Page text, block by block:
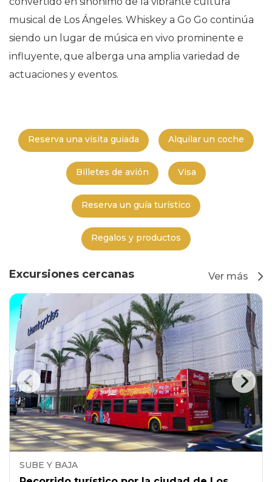
musical de Los Ángeles. Whiskey a Go Go continúa
siendo un lugar de música en vivo prominente e
influyente, que alberga una amplia variedad de
actuaciones y eventos.
Reserva una visita guiada Alquilar un coche
Billetes de avión Visa
Reserva un guía turístico
Regalos y productos
Excursiones cercanas Ver más
SUBE Y BAJA